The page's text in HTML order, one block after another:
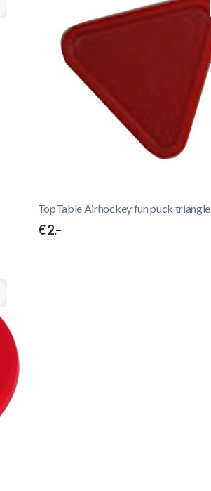
TopTable Airhockey fun puck triangle
€ 2.–